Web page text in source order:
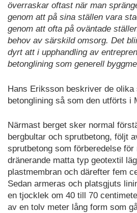
överraskar oftast när man
genom att på sina ställen vara
genom att ofta på oväntade
behov av särskild omsorg. Det
dyrt att i upphandling av
betonglining som generell
Hans Eriksson beskriver de
betonglining så som den utförts i
Närmast berget sker normal
bergbultar och sprutbetong, följt
sprutbetong som förberedelse för
dränerande matta typ geotextil
plastmembran och därefter fem
Sedan armeras och platsgjuts
en tjocklek om 40 till 70
av en tolv meter lång form som